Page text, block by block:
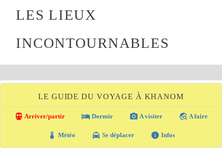
LES LIEUX
INCONTOURNABLES
LE GUIDE DU VOYAGE À KHANOM
directions_transit Arriver/partir local_hotel Dormir photo_camera A visiter travel_explore A faire
thermostat Météo local_taxi Se déplacer info Infos